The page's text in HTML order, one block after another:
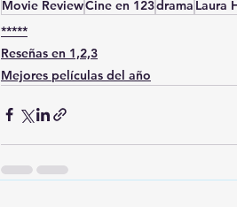
Movie ReviewCine en 123drama Laura
*****
Reseñas en 1,2,3
Mejores películas del año